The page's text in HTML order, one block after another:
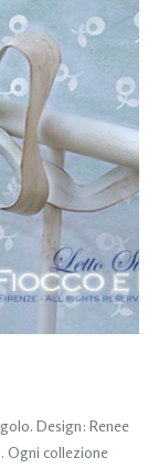
Design: Renee
Ogni collezione